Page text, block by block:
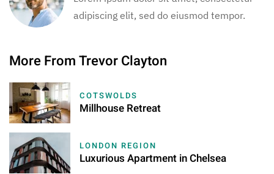
adipiscing elit, sed do eiusmod tempor.
More From Trevor Clayton
COTSWOLDS
Millhouse Retreat
LONDON REGION
Luxurious Apartment in Chelsea